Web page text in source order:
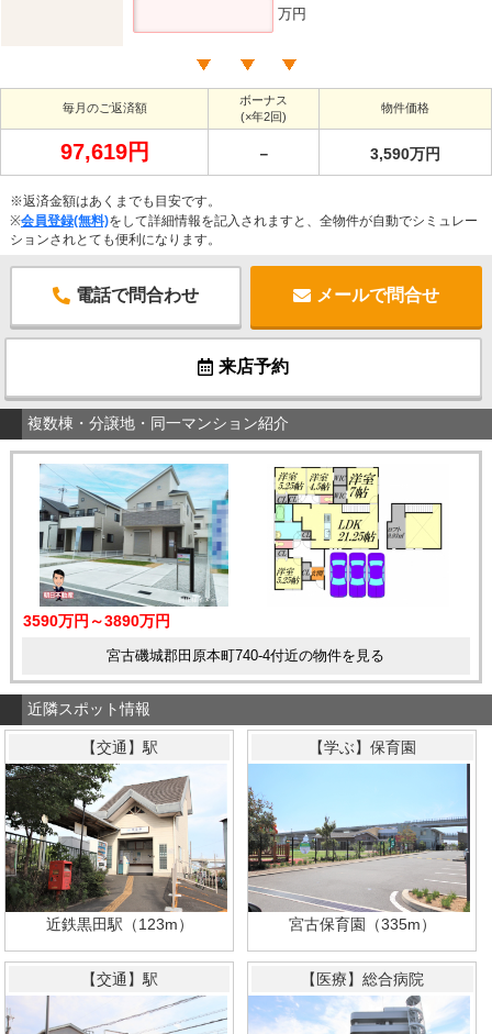
万円
毎月のご返済額
ボーナス
(×年2回)
物件価格
97,619円 － 3,590万円
※返済金額はあくまでも目安です。
※会員登録(無料)をして詳細情報を記入されますと、全物件が自動でシミュレー
ションされとても便利になります。
電話で問合わせ メールで問合せ
来店予約
複数棟・分譲地・同一マンション紹介
3590万円～3890万円
宮古磯城郡田原本町740-4付近の物件を見る
近隣スポット情報
【交通】駅
近鉄黒田駅（123m）
【学ぶ】保育園
宮古保育園（335m）
【交通】駅 【医療】総合病院